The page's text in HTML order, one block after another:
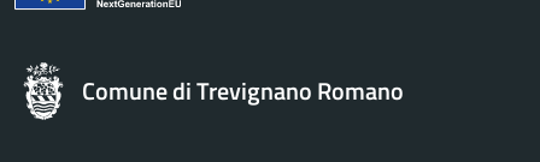
Comune di Trevignano Romano